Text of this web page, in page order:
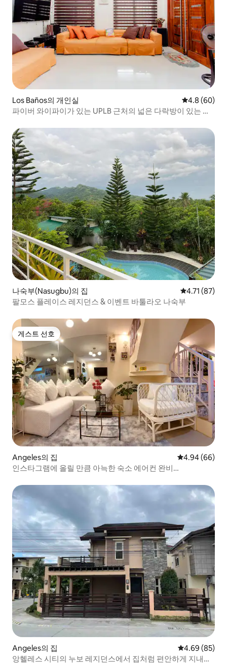
Los Baños의 개인실 평점 4.8점(5
4.8 (60)
파이버 와이파이가 있는 UPLB 근처의 넓은 다락방이 있는 빨
나숙부(Nasugbu)의 집 평점 4.71점
4.71 (87)
팔모스 플레이스 레지던스 & 이벤트 바툴라오 나숙부
게스트 선호
게스트 선호
Angeles의 집 평점 4.94점(5
4.94 (66)
인스타그램에 올릴 만큼 아늑한 숙소 에어컨 완비
Angeles의 집 평점 4.69점(5
4.69 (85)
앙헬레스 시티의 누보 레지던스에서 집처럼 편안하게 지내세